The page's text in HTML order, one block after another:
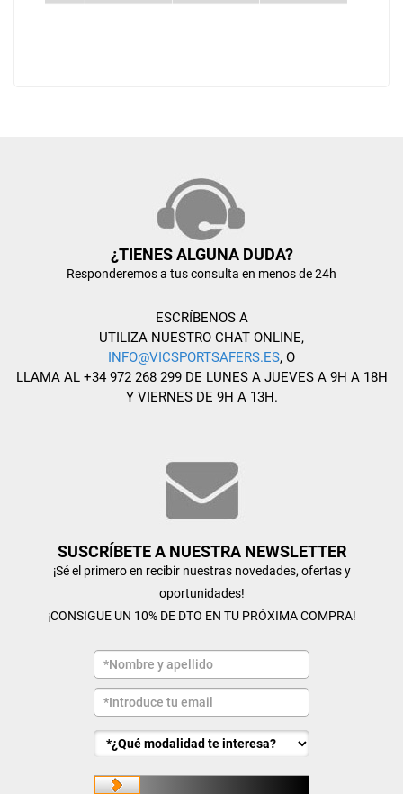
¿TIENES ALGUNA DUDA?
Responderemos a tus consulta en menos de 24h
ESCRÍBENOS A
UTILIZA NUESTRO CHAT ONLINE,
INFO@VICSPORTSAFERS.ES, O
LLAMA AL +34 972 268 299 DE LUNES A JUEVES A 9H A 18H
Y VIERNES DE 9H A 13H.
SUSCRÍBETE A NUESTRA NEWSLETTER
¡Sé el primero en recibir nuestras novedades, ofertas y
oportunidades!
¡CONSIGUE UN 10% DE DTO EN TU PRÓXIMA COMPRA!